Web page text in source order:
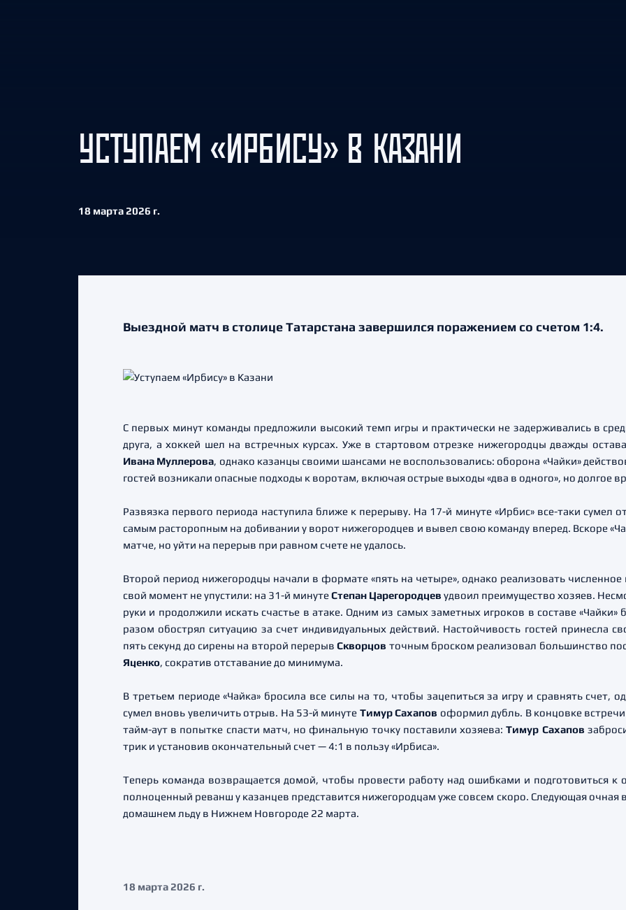
УСТУПАЕМ «ИРБИСУ» В КАЗАНИ
18 марта 2026 г.
Выездной матч в столице Татарстана завершился поражением со счетом 1:4.
С первых минут команды предложили высокий темп игры и практически не задерживались в
друга, а хоккей шел на встречных курсах. Уже в стартовом отрезке нижегородцы дважды
Ивана Муллерова, однако казанцы своими шансами не воспользовались: оборона «Чайки»
гостей возникали опасные подходы к воротам, включая острые выходы «два в одного», но долгое
Развязка первого периода наступила ближе к перерыву. На 17-й минуте «Ирбис» все-таки сумел
самым расторопным на добивании у ворот нижегородцев и вывел свою команду вперед. Вскоре
матче, но уйти на перерыв при равном счете не удалось.
Второй период нижегородцы начали в формате «пять на четыре», однако реализовать
свой момент не упустили: на 31-й минутеСтепан Царегородцев удвоил преимущество хозяев.
руки и продолжили искать счастье в атаке. Одним из самых заметных игроков в составе «Чайки»
разом обострял ситуацию за счет индивидуальных действий. Настойчивость гостей принесла
пять секунд до сирены на второй перерывСкворцов точным броском реализовал большинство
Яценко, сократив отставание до минимума.
В третьем периоде «Чайка» бросила все силы на то, чтобы зацепиться за игру и сравнять счет,
сумел вновь увеличить отрыв. На 53-й минуте Тимур Сахапов оформил дубль. В концовке
тайм-аут в попытке спасти матч, но финальную точку поставили хозяева:Тимур Сахапов
трик и установив окончательный счет — 4:1 в пользу «Ирбиса».
Теперь команда возвращается домой, чтобы провести работу над ошибками и подготовиться к
полноценный реванш у казанцев представится нижегородцам уже совсем скоро. Следующая очная
домашнем льду в Нижнем Новгороде 22 марта.
18 марта 2026 г.